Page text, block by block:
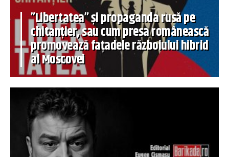
”Libertatea” și propaganda rusă pe
chitanțier, sau cum presa românească
promovează fațadele războiului hibrid
al Moscovei